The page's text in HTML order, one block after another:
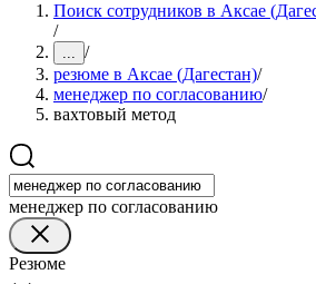
Поиск сотрудников в Аксае
/
... /
резюме в Аксае (Дагестан)/
менеджер по согласованию/
вахтовый метод
менеджер по согласованию
Резюме